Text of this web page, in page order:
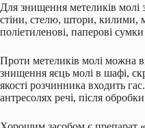
Для знищення метеликів молі
стіни, стелю, штори, килими,
поліетиленові, паперові
Проти метеликів молі можна
знищення яєць молі в шафі,
якості розчинника входить
антресолях речі, після